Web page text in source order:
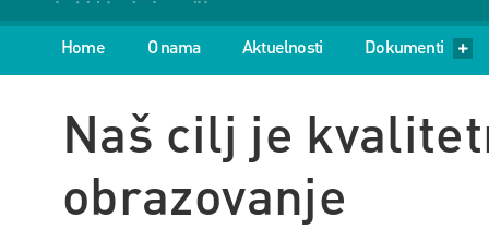
Home O nama Aktuelnosti Dokumenti
Naš cilj je
obrazovanje